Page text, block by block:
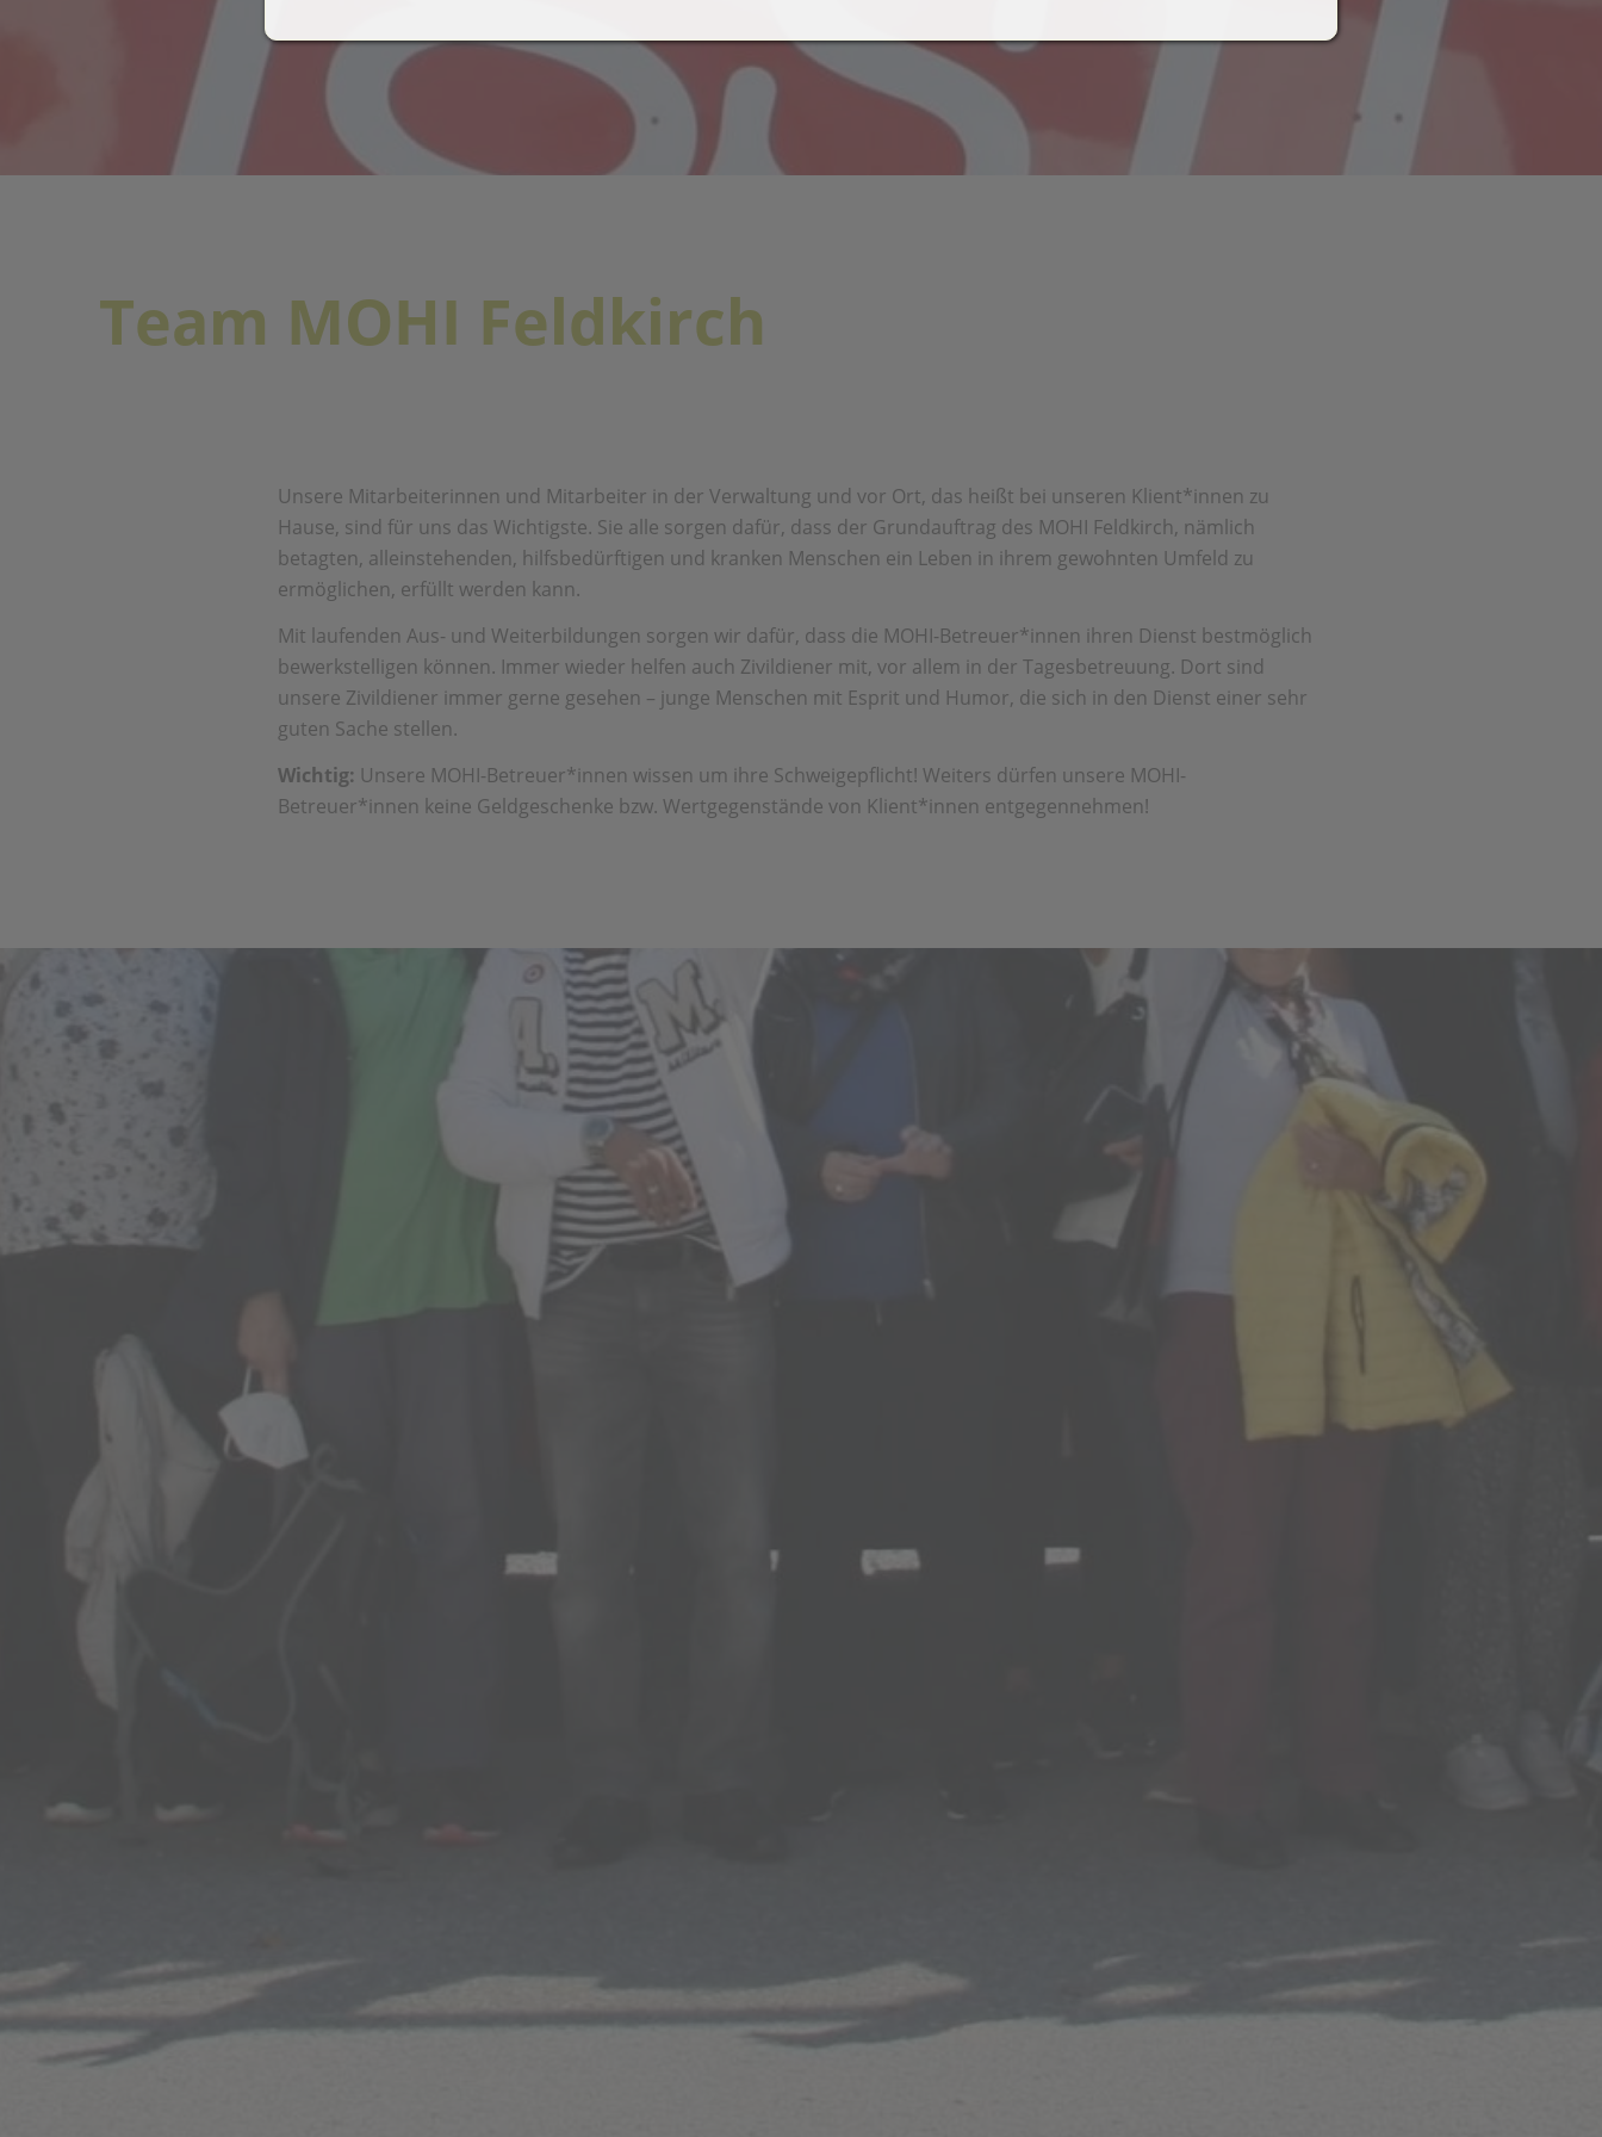
Team MOHI Feldkirch
Unsere Mitarbeiterinnen und Mitarbeiter in der Verwaltung und vor Ort, das heißt bei unseren Klient*innen zu
Hause, sind für uns das Wichtigste. Sie alle sorgen dafür, dass der Grundauftrag des MOHI Feldkirch, nämlich
betagten, alleinstehenden, hilfsbedürftigen und kranken Menschen ein Leben in ihrem gewohnten Umfeld zu
ermöglichen, erfüllt werden kann.
Mit laufenden Aus- und Weiterbildungen sorgen wir dafür, dass die MOHI-Betreuer*innen ihren Dienst bestmöglich
bewerkstelligen können. Immer wieder helfen auch Zivildiener mit, vor allem in der Tagesbetreuung. Dort sind
unsere Zivildiener immer gerne gesehen – junge Menschen mit Esprit und Humor, die sich in den Dienst einer sehr
guten Sache stellen.
Wichtig: Unsere MOHI-Betreuer*innen wissen um ihre Schweigepflicht! Weiters dürfen unsere MOHI-
Betreuer*innen keine Geldgeschenke bzw. Wertgegenstände von Klient*innen entgegennehmen!